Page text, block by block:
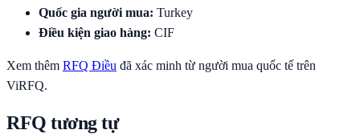
Quốc gia người mua: Turkey
Điều kiện giao hàng: CIF
Xem thêm RFQ Điều đã xác minh từ người mua quốc tế trên
ViRFQ.
RFQ tương tự